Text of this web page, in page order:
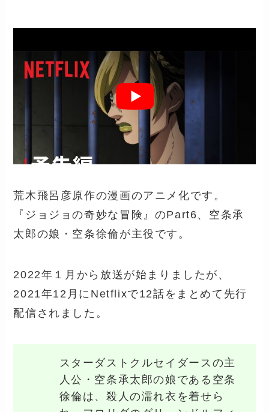
荒木飛呂彦原作の漫画のアニメ化です。
『ジョジョの奇妙な冒険』のPart6、空条承
太郎の娘・空条徐倫が主役です。
2022年１月から放送が始まりましたが、
2021年12月にNetflixで12話をまとめて先行
配信されました。
スターダストクルセイダースの主
人公・空条承太郎の娘である 空条
徐倫は、殺人の濡れ衣を着せら